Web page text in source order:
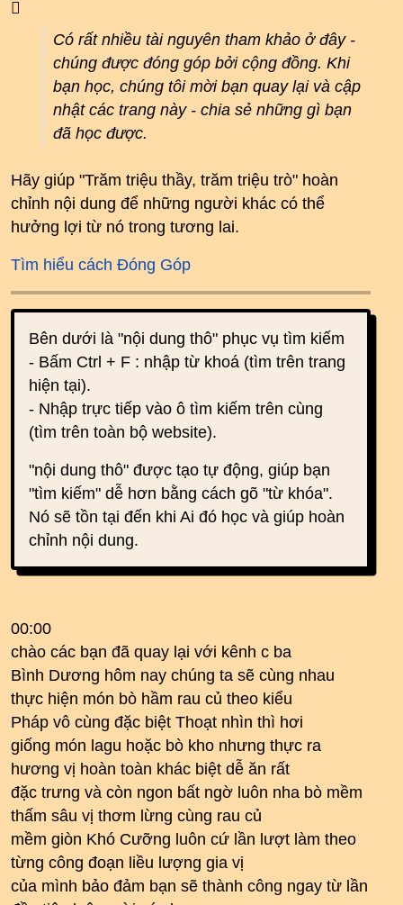
Có rất nhiều tài nguyên tham khảo ở đây -
chúng được đóng góp bởi cộng đồng. Khi
bạn học, chúng tôi mời bạn quay lại và cập
nhật các trang này - chia sẻ những gì bạn
đã học được.
Hãy giúp "Trăm triệu thầy, trăm triệu trò" hoàn
chỉnh nội dung để những người khác có thể
hưởng lợi từ nó trong tương lai.
Tìm hiểu cách Đóng Góp
Bên dưới là "nội dung thô" phục vụ tìm kiếm
- Bấm Ctrl + F : nhập từ khoá (tìm trên trang
hiện tại).
- Nhập trực tiếp vào ô tìm kiếm trên cùng
(tìm trên toàn bộ website).
"nội dung thô" được tạo tự động, giúp bạn
"tìm kiếm" dễ hơn bằng cách gõ "từ khóa".
Nó sẽ tồn tại đến khi Ai đó học và giúp hoàn
chỉnh nội dung.
00:00
chào các bạn đã quay lại với kênh c ba
Bình Dương hôm nay chúng ta sẽ cùng nhau
thực hiện món bò hầm rau củ theo kiểu
Pháp vô cùng đặc biệt Thoạt nhìn thì hơi
giống món lagu hoặc bò kho nhưng thực ra
hương vị hoàn toàn khác biệt dễ ăn rất
đặc trưng và còn ngon bất ngờ luôn nha bò mềm
thấm sâu vị thơm lừng cùng rau củ
mềm giòn Khó Cưỡng luôn cứ lần lượt làm theo
từng công đoạn liều lượng gia vị
của mình bảo đảm bạn sẽ thành công ngay từ lần